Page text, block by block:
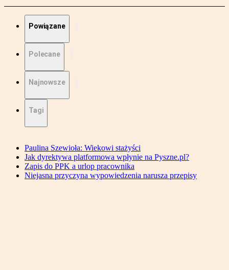
Powiązane
Polecane
Najnowsze
Tagi
Paulina Szewioła: Wiekowi stażyści
Jak dyrektywa platformowa wpłynie na Pyszne.pl?
Zapis do PPK a urlop pracownika
Niejasna przyczyna wypowiedzenia narusza przepisy